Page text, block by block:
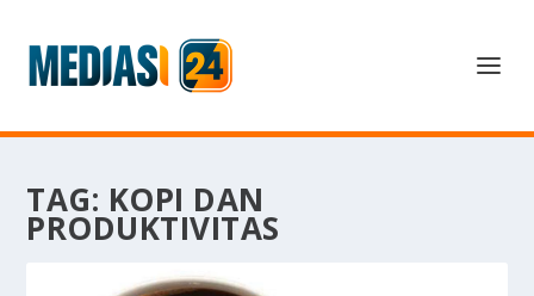
TAG: KOPI DAN
PRODUKTIVITAS